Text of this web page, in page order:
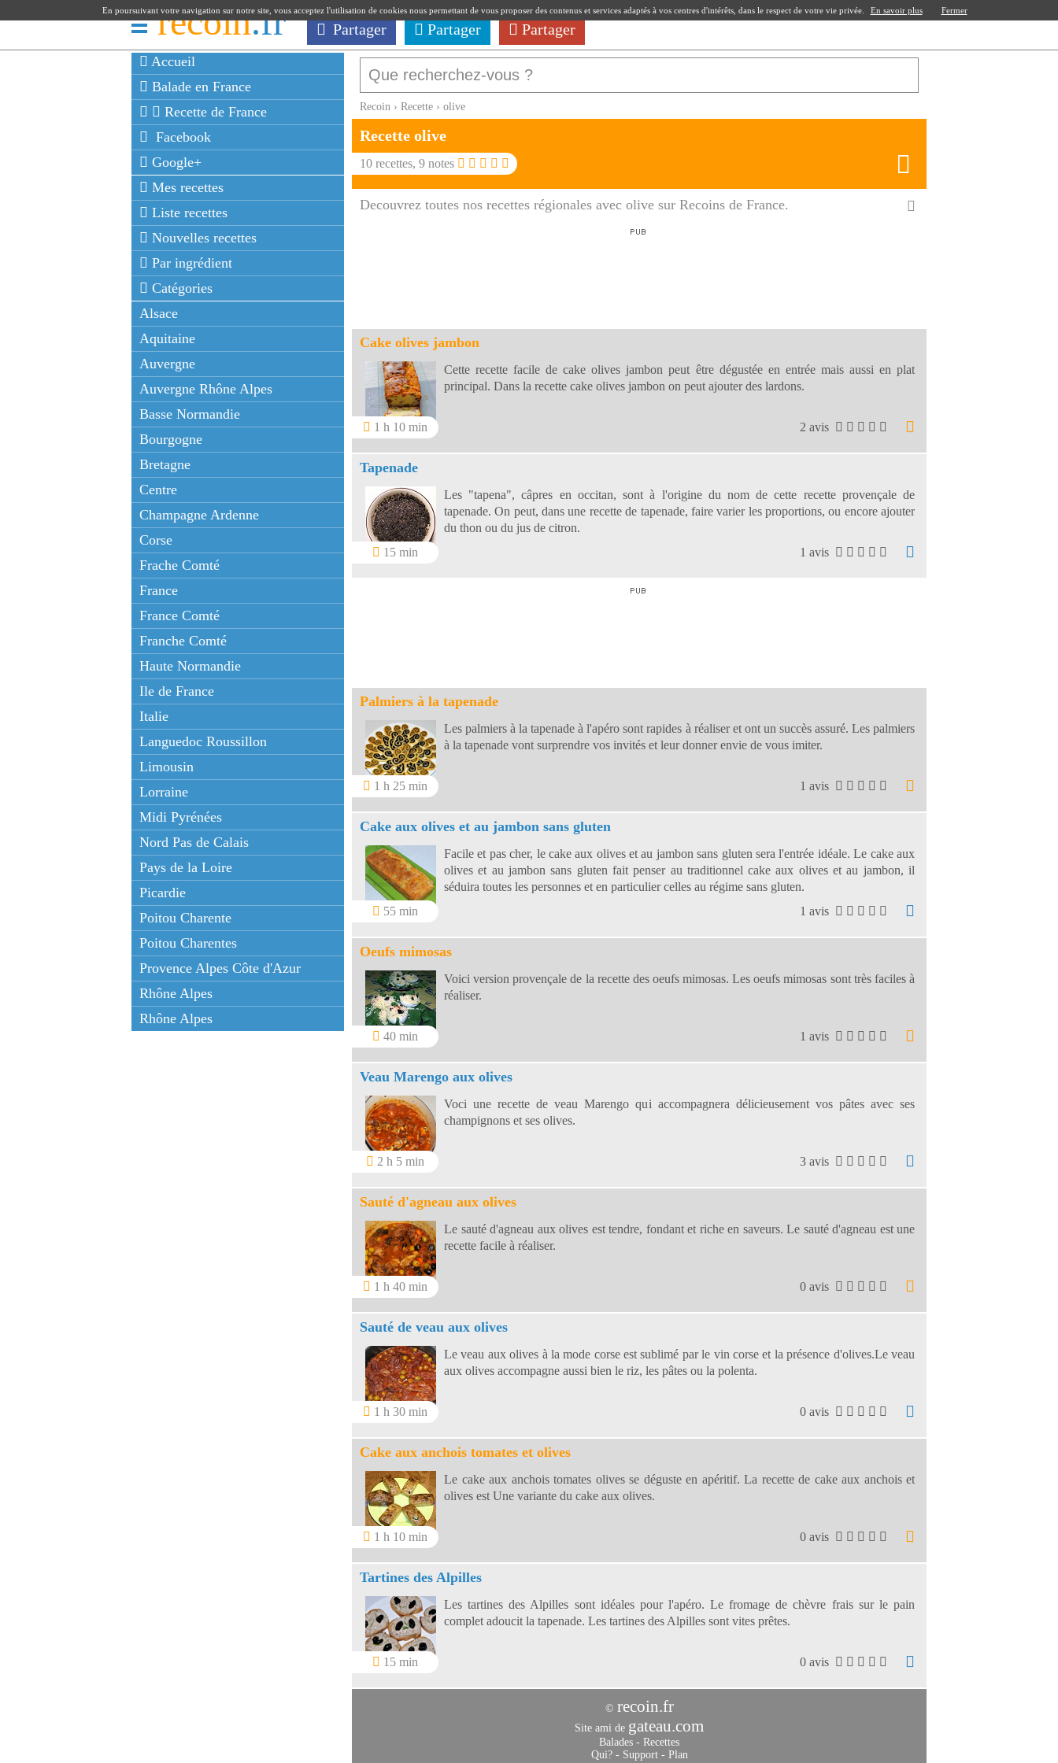
recoin.fr Partager Partager Partager
Accueil
Balade en France
Recette de France
Facebook
Google+
Mes recettes
Liste recettes
Nouvelles recettes
Par ingrédient
Catégories
Alsace
Aquitaine
Auvergne
Auvergne Rhône Alpes
Basse Normandie
Bourgogne
Bretagne
Centre
Champagne Ardenne
Corse
Frache Comté
France
France Comté
Franche Comté
Haute Normandie
Ile de France
Italie
Languedoc Roussillon
Limousin
Lorraine
Midi Pyrénées
Nord Pas de Calais
Pays de la Loire
Picardie
Poitou Charente
Poitou Charentes
Provence Alpes Côte d'Azur
Rhône Alpes
Rhône Alpes
Recoin › Recette › olive
Recette olive
10 recettes, 9 notes
Decouvrez toutes nos recettes régionales avec olive sur Recoins de France.
Cake olives jambon
1 h 10 min
Cette recette facile de cake olives jambon peut être dégustée en entrée mais aussi en plat
principal. Dans la recette cake olives jambon on peut ajouter des lardons.
2 avis
Tapenade
15 min
Les "tapena", câpres en occitan, sont à l'origine du nom de cette recette provençale de
tapenade. On peut, dans une recette de tapenade, faire varier les proportions, ou encore ajouter
du thon ou du jus de citron.
1 avis
Palmiers à la tapenade
1 h 25 min
Les palmiers à la tapenade à l'apéro sont rapides à réaliser et ont un succès assuré. Les palmiers
à la tapenade vont surprendre vos invités et leur donner envie de vous imiter.
1 avis
Cake aux olives et au jambon sans gluten
55 min
Facile et pas cher, le cake aux olives et au jambon sans gluten sera l'entrée idéale. Le cake aux
olives et au jambon sans gluten fait penser au traditionnel cake aux olives et au jambon, il
séduira toutes les personnes et en particulier celles au régime sans gluten.
1 avis
Oeufs mimosas
40 min
Voici version provençale de la recette des oeufs mimosas. Les oeufs mimosas sont très faciles à
réaliser.
1 avis
Veau Marengo aux olives
2 h 5 min
Voci une recette de veau Marengo qui accompagnera délicieusement vos pâtes avec ses
champignons et ses olives.
3 avis
Sauté d'agneau aux olives
1 h 40 min
Le sauté d'agneau aux olives est tendre, fondant et riche en saveurs. Le sauté d'agneau est une
recette facile à réaliser.
0 avis
Sauté de veau aux olives
1 h 30 min
Le veau aux olives à la mode corse est sublimé par le vin corse et la présence d'olives.Le veau
aux olives accompagne aussi bien le riz, les pâtes ou la polenta.
0 avis
Cake aux anchois tomates et olives
1 h 10 min
Le cake aux anchois tomates olives se déguste en apéritif. La recette de cake aux anchois et
olives est Une variante du cake aux olives.
0 avis
Tartines des Alpilles
15 min
Les tartines des Alpilles sont idéales pour l'apéro. Le fromage de chèvre frais sur le pain
complet adoucit la tapenade. Les tartines des Alpilles sont vites prêtes.
0 avis
© recoin.fr
Site ami de gateau.com
Balades - Recettes
Qui?- Support- Plan
En poursuivant votre navigation sur notre site, vous acceptez l'utilisation de cookies nous permettant de vous proposer des contenus et services adaptés à vos centres d'intérêts, dans le respect de votre vie privée. En savoir plus Fermer